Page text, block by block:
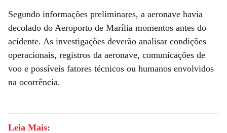
Segundo informações preliminares, a aeronave havia
decolado do Aeroporto de Marília momentos antes do
acidente. As investigações deverão analisar condições
operacionais, registros da aeronave, comunicações de
voo e possíveis fatores técnicos ou humanos envolvidos
na ocorrência.
Leia Mais: